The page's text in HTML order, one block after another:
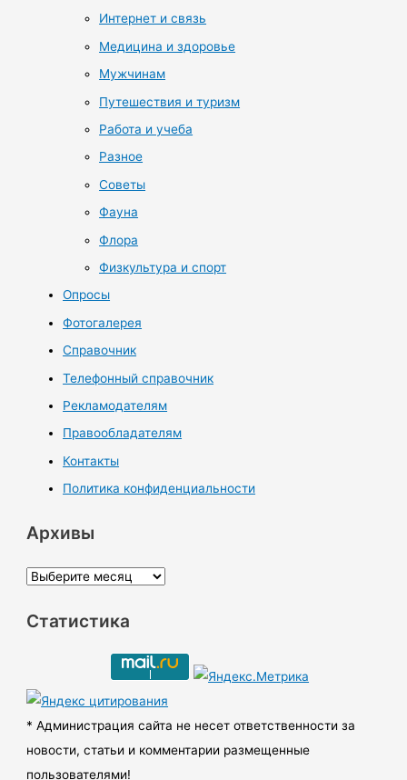
Интернет и связь
Медицина и здоровье
Мужчинам
Путешествия и туризм
Работа и учеба
Разное
Советы
Фауна
Флора
Физкультура и спорт
Опросы
Фотогалерея
Справочник
Телефонный справочник
Рекламодателям
Правообладателям
Контакты
Политика конфиденциальности
Архивы
А
х
ы
Статистика
* Администрация сайта не несет ответственности за
новости, статьи и комментарии размещенные
пользователями!